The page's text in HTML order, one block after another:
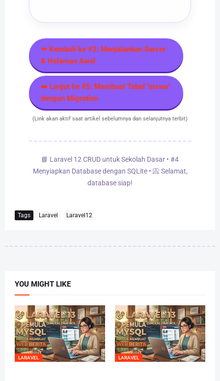
⬅️ Kembali ke #3: Menjalankan Server
& Halaman Awal
➡️ Lanjut ke #5: Membuat Tabel "siswa"
dengan Migration
(Link akan aktif saat artikel sebelumnya dan selanjutnya terbit)
📘 Laravel 12 CRUD untuk Sekolah Dasar • #4
Menyiapkan Database dengan SQLite • 📀 Selamat,
database siap!
Tags Laravel Laravel12
YOU MIGHT LIKE
LARAVEL LARAVEL